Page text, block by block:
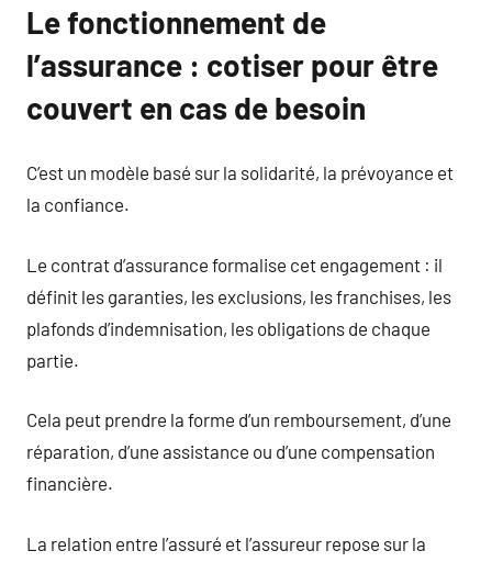
Le fonctionnement de
l’assurance : cotiser pour être
couvert en cas de besoin
C’est un modèle basé sur la solidarité, la prévoyance et
la confiance.
Le contrat d’assurance formalise cet engagement : il
définit les garanties, les exclusions, les franchises, les
plafonds d’indemnisation, les obligations de chaque
partie.
Cela peut prendre la forme d’un remboursement, d’une
réparation, d’une assistance ou d’une compensation
financière.
La relation entre l’assuré et l’assureur repose sur la